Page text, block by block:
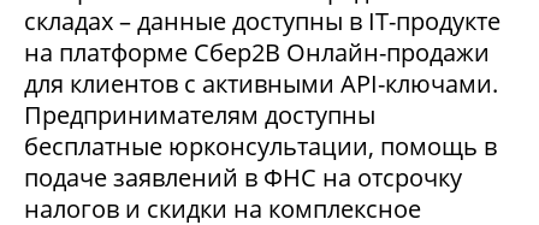
складах – данные доступны в IT-продукте
на платформе Сбер2В Онлайн-продажи
для клиентов с активными API-ключами.
Предпринимателям доступны
бесплатные юрконсультации, помощь в
подаче заявлений в ФНС на отсрочку
налогов и скидки на комплексное